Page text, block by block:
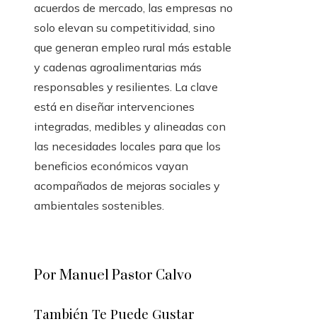
acuerdos de mercado, las empresas no
solo elevan su competitividad, sino
que generan empleo rural más estable
y cadenas agroalimentarias más
responsables y resilientes. La clave
está en diseñar intervenciones
integradas, medibles y alineadas con
las necesidades locales para que los
beneficios económicos vayan
acompañados de mejoras sociales y
ambientales sostenibles.
Por Manuel Pastor Calvo
También Te Puede Gustar